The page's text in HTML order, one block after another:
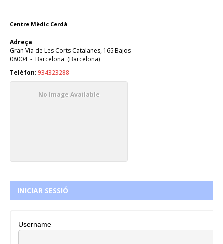
Centre Mèdic Cerdà
Adreça
Gran Via de Les Corts Catalanes, 166 Bajos
08004- Barcelona (Barcelona)
Telèfon: 934323288
No Image Available
INICIAR SESSIÓ
Username